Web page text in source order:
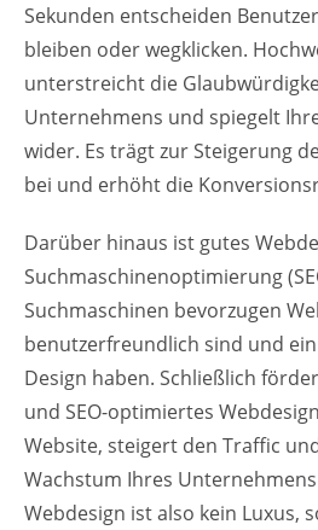
Sekunden entscheiden
bleiben oder wegklicken.
unterstreicht die
Unternehmens und spiegelt
wider. Es trägt zur Steigerung
bei und erhöht die
Darüber hinaus ist gutes
Suchmaschinenoptimierung
Suchmaschinen bevorzugen
benutzerfreundlich sind und
Design haben. Schließlich
und SEO-optimiertes
Website, steigert den Traffic
Wachstum Ihres
Webdesign ist also kein Luxus,